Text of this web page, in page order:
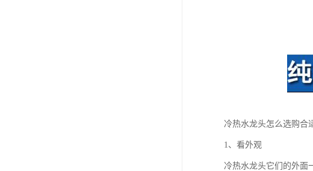
冷热水龙头怎么选购合
1、看外观
冷热水龙头它们的外面